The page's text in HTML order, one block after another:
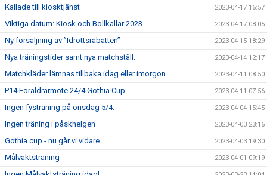
Kallade till kiosktjänst 2023-04-17 16:57
Viktiga datum: Kiosk och Bollkallar 2023 2023-04-17 08:05
Ny försäljning av ”Idrottsrabatten” 2023-04-15 18:29
Nya träningstider samt nya matchställ. 2023-04-14 12:17
Matchkläder lämnas tillbaka idag eller imorgon. 2023-04-11 08:50
P14 Föräldrarmöte 24/4 Gothia Cup 2023-04-11 07:56
Ingen fysträning på onsdag 5/4. 2023-04-04 15:45
Ingen träning i påskhelgen 2023-04-03 23:16
Gothia cup - nu går vi vidare 2023-04-03 19:30
Målvaktsträning 2023-04-01 09:19